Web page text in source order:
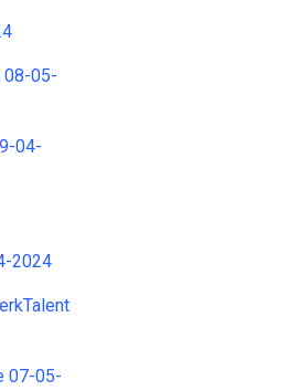
08-05-
04-
2024
07-05-